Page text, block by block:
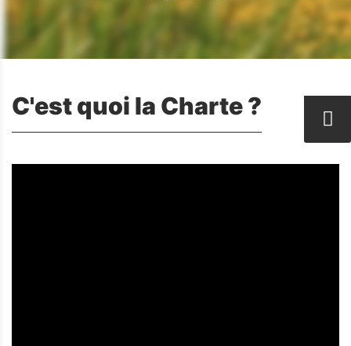
d'Ariane
C'est quoi la Charte ?